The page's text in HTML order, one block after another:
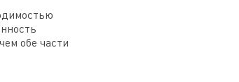
обе части